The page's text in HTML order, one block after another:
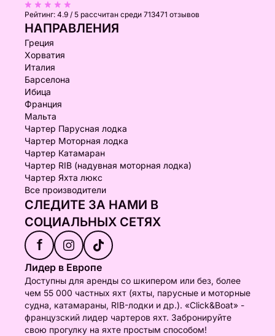
Рейтинг: 4.9 / 5 рассчитан среди 713471 отзывов
НАПРАВЛЕНИЯ
Греция
Хорватия
Италия
Барселона
Ибица
Франция
Мальта
Чартер Парусная лодка
Чартер Моторная лодка
Чартер Катамаран
Чартер RIB (надувная моторная лодка)
Чартер Яхта люкс
Все производители
СЛЕДИТЕ ЗА НАМИ В
СОЦИАЛЬНЫХ СЕТЯХ
f
Лидер в Европе
Доступны для аренды со шкипером или без, более
чем 55 000 частных яхт (яхты, парусные и моторные
судна, катамараны, RIB-лодки и др.). «Click&Boat» -
французский лидер чартеров яхт. Забронируйте
свою прогулку на яхте простым способом!